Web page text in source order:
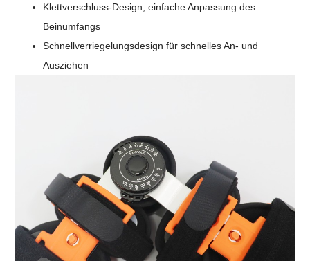
Klettverschluss-Design, einfache Anpassung des
Beinumfangs
Schnellverriegelungsdesign für schnelles An- und
Ausziehen